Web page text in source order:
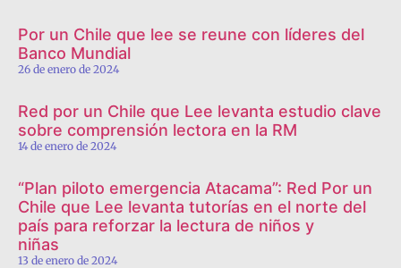
Por un Chile que lee se reune con líderes del
Banco Mundial
26 de enero de 2024
Red por un Chile que Lee levanta estudio clave
sobre comprensión lectora en la RM
14 de enero de 2024
“Plan piloto emergencia Atacama”: Red Por un
Chile que Lee levanta tutorías en el norte del
país para reforzar la lectura de niños y
niñas
13 de enero de 2024